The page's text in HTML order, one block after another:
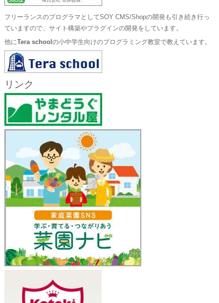
フリーランスのプログラマとしてSOY CMS/Shopの開発も引き続き行っ
ていますので、サイト構築やプラグインの開発をしています。
他にTera school の小中学生向けのプログラミング教室で教えています。
リンク